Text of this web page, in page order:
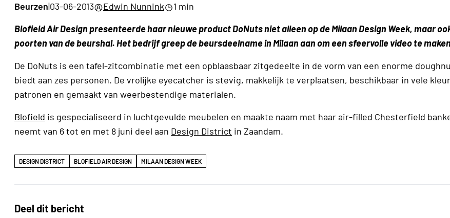
Beurzen|03-06-2013 Edwin Nunnink
1 min
Blofield Air Design presenteerde haar nieuwe product DoNuts niet alleen op de Milaan Design Week, maar
poorten van de beurshal. Het bedrijf greep de beursdeelname in Milaan aan om een sfeervolle video te
De DoNuts is een tafel-zitcombinatie met een opblaasbaar zitgedeelte in de vorm van een enorme
biedt aan zes personen. De vrolijke eyecatcher is stevig, makkelijk te verplaatsen, beschikbaar in vele
patronen en gemaakt van weerbestendige materialen.
Blofield is gespecialiseerd in luchtgevulde meubelen en maakte naam met haar air-filled Chesterfield
neemt van 6 tot en met 8 juni deel aan Design District in Zaandam.
DESIGN DISTRICT BLOFIELD AIR DESIGN MILAAN DESIGN WEEK
Deel dit bericht